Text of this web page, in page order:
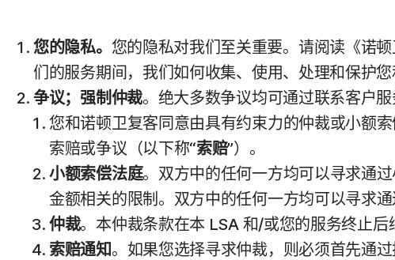
您的隐私。 您的隐私对我们至关重要。请阅读《诺
们的服务期间，我们如何收集、使用、处理和保护您
争议；强制仲裁。绝大多数争议均可通过联系客户
您和诺顿卫复客同意由具有约束力的仲裁或小额
索赔或争议（以下称“索赔”）。
小额索偿法庭。双方中的任何一方均可以寻求通
金额相关的限制。双方中的任何一方均可以寻求通
仲裁。本仲裁条款在本 LSA 和/或您的服务终止后
索赔通知。如果您选择寻求仲裁，则必须首先通